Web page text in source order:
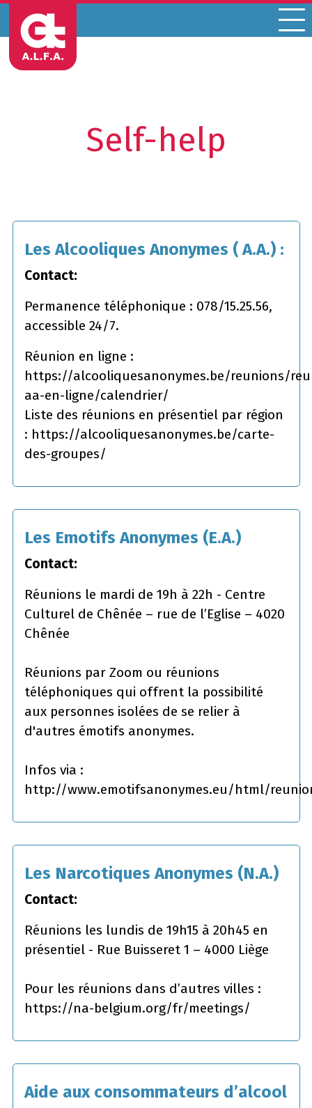
Menu
Self-help
Les Alcooliques Anonymes ( A.A.) :
Contact:
Permanence téléphonique : 078/15.25.56,
accessible 24/7.
Réunion en ligne :
https://alcooliquesanonymes.be/reunions/
aa-en-ligne/calendrier/
Liste des réunions en présentiel par région
: https://alcooliquesanonymes.be/carte-
des-groupes/
Les Emotifs Anonymes (E.A.)
Contact:
Réunions le mardi de 19h à 22h - Centre
Culturel de Chênée – rue de l’Eglise – 4020
Chênée
Réunions par Zoom ou réunions
téléphoniques qui offrent la possibilité
aux personnes isolées de se relier à
d'autres émotifs anonymes.
Infos via :
http://www.emotifsanonymes.eu/html/
Les Narcotiques Anonymes (N.A.)
Contact:
Réunions les lundis de 19h15 à 20h45 en
présentiel - Rue Buisseret 1 – 4000 Liège
Pour les réunions dans d’autres villes :
https://na-belgium.org/fr/meetings/
Aide aux consommateurs d’alcool